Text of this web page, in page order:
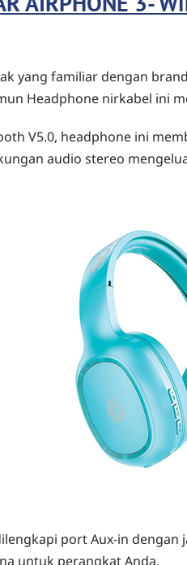
yang familiar dengan
Headphone nirkabel ini
V5.0, headphone ini
audio stereo
port Aux-in dengan
untuk perangkat Anda.